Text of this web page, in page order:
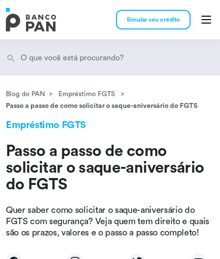
Simular seu crédito
Encontramosresultados
Blog do PAN
Empréstimo FGTS
Passo a passo de como solicitar o saque-aniversário do FGTS
Empréstimo FGTS
Passo a passo de como
solicitar o saque-aniversário
do FGTS
Quer saber como solicitar o saque-aniversário do
FGTS com segurança? Veja quem tem direito e quais
são os prazos, valores e o passo a passo completo!